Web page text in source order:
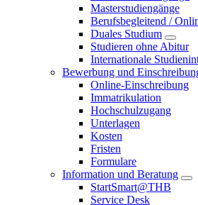
Masterstudiengänge
Berufsbegleitend /
Duales Studium
Studieren ohne Abitur
Internationale
Bewerbung und
Online-Einschreibung
Immatrikulation
Hochschulzugang
Unterlagen
Kosten
Fristen
Formulare
Information und Beratung
StartSmart@THB
Service Desk